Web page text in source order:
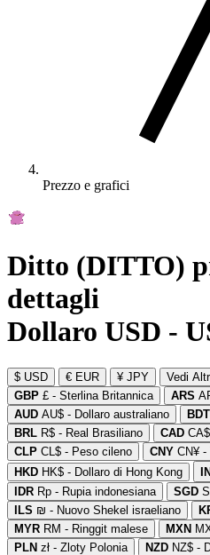
Prezzo e grafici
Ditto (DITTO)
dettagli
Dollaro USD -
$ USD € EUR ¥ JPY
Vedi
GBP £ - Sterlina Britannica ARS
AUD AU$ - Dollaro australiano BDT
BRL R$ - Real Brasiliano CAD
CLP CL$ - Peso cileno CNY CN¥ -
HKD HK$ - Dollaro di Hong Kong
IDR Rp - Rupia indonesiana SGD
ILS ₪ - Nuovo Shekel israeliano
MYR RM - Ringgit malese MXN
PLN zł - Zloty Polonia NZD NZ$ -